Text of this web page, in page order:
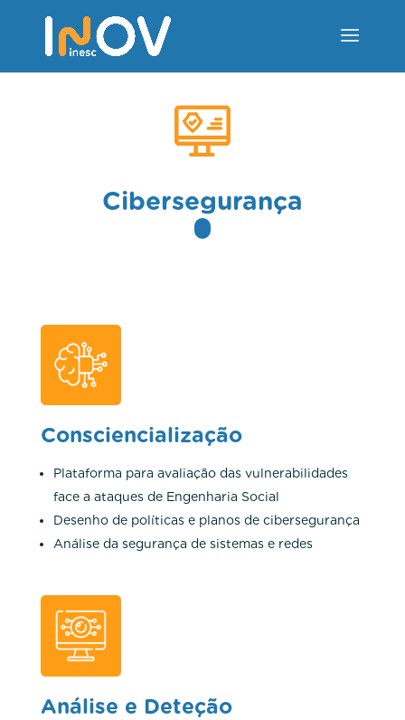
Cibersegurança
Consciencialização
Plataforma para avaliação das vulnerabilidades
face a ataques de Engenharia Social
Desenho de políticas e planos de cibersegurança
Análise da segurança de sistemas e redes
Análise e Deteção